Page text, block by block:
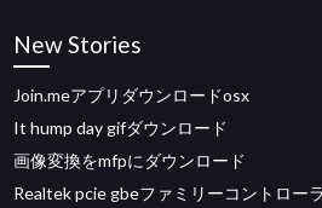
New Stories
Join.meアプリダウンロードosx
It hump day gifダウンロード
画像変換をmfpにダウンロード
Realtek pcie gbeファミリーコントロー